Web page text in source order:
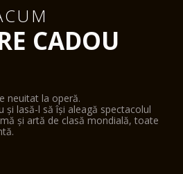
CADOU
neuitat la operă.
și lasă-l să își aleagă spectacolul
și artă de clasă mondială, toate